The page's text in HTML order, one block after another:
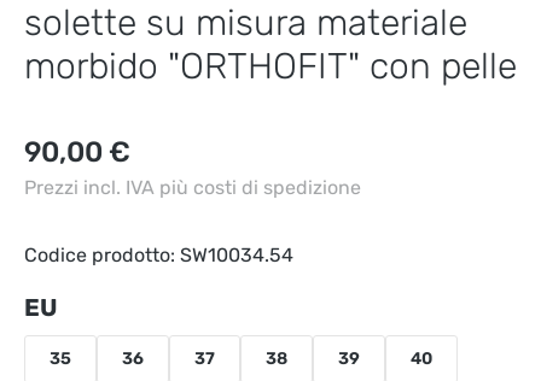
solette su misura materiale
morbido "ORTHOFIT" con pelle
Prezzo normale:
90,00 €
Prezzi incl. IVA più costi di spedizione
Codice prodotto: SW10034.54
Seleziona
EU
35 36 37 38 39 40